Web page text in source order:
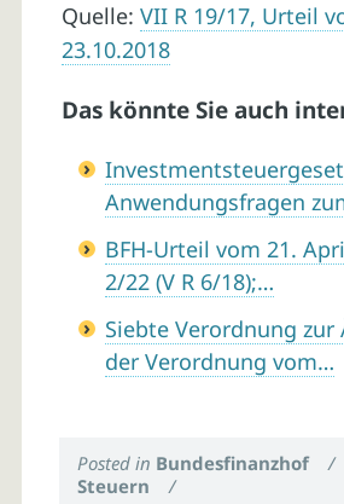
Quelle: VII R 19/17, Urteil
23.10.2018
Das könnte Sie auch
Anwendungsfragen
BFH-Urteil vom 21.
2/22 (V R 6/18);…
Siebte Verordnung zur
der Verordnung vom…
Posted in Bundesfinanzhof /
Steuern
/